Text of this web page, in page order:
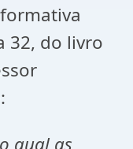
32, do livro
qual as